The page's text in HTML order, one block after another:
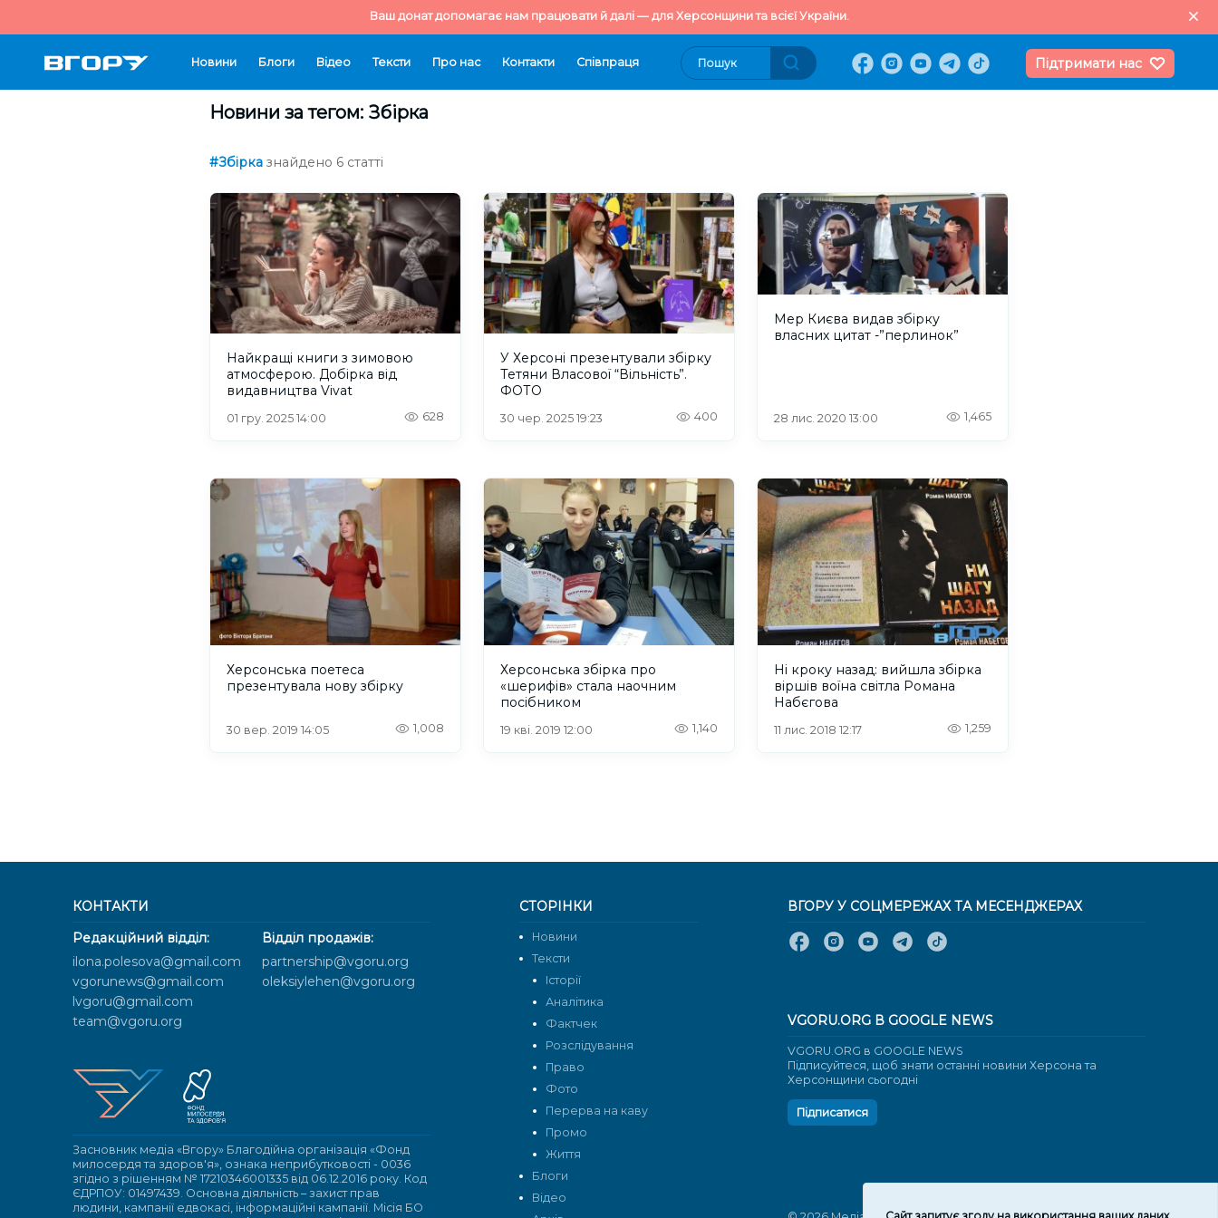
Ваш донат допомагає нам працювати й далі — для Херсонщини та всієї України.
Новини Блоги Відео Тексти Про нас Контакти Cпівпраця Підтримати нас
Новини за тегом: Збірка
#Збірка знайдено 6 статті
Найкращі книги з зимовою
атмосферою. Добірка від
видавництва Vivat
01 гру. 2025 14:00 628
У Херсоні презентували збірку
Тетяни Власової “Вільність”.
ФОТО
30 чер. 2025 19:23 400
Мер Києва видав збірку
власних цитат -”перлинок”
28 лис. 2020 13:00 1,465
Херсонська поетеса
презентувала нову збірку
30 вер. 2019 14:05 1,008
Херсонська збірка про
«шерифів» стала наочним
посібником
19 кві. 2019 12:00 1,140
Ні кроку назад: вийшла збірка
віршів воїна світла Романа
Набєгова
11 лис. 2018 12:17 1,259
КОНТАКТИ
Редакційний відділ:
ilona.polesova@gmail.com
vgorunews@gmail.com
lvgoru@gmail.com
team@vgoru.org
Відділ продажів:
partnership@vgoru.org
oleksiylehen@vgoru.org
Засновник медіа «Вгору» Благодійна організація «Фонд
милосердя та здоров'я», ознака неприбутковості - 0036
згідно з рішенням № 17210346001335 від 06.12.2016 року. Код
ЄДРПОУ: 01497439. Основна діяльність – захист прав
людини, кампанії едвокасі, інформаційні кампанії. Місія БО
СТОРІНКИ
Новини
Тексти
Історії
Аналітика
Фактчек
Розслідування
Право
Фото
Перерва на каву
Промо
Життя
Блоги
Відео
ВГОРУ У СОЦМЕРЕЖАХ ТА МЕСЕНДЖЕРАХ
VGORU.ORG В GOOGLE NEWS
VGORU.ORG в GOOGLE NEWS
Підписуйтеся, щоб знати останні новини Херсона та
Херсонщини сьогодні
Підписатися